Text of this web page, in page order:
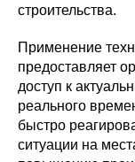
строительства.
Применение
предоставляет
доступ к
реального
быстро
ситуации на